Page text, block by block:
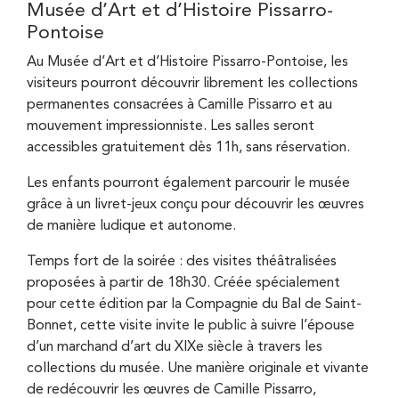
Musée d’Art et d’Histoire Pissarro-
Pontoise
Au Musée d’Art et d’Histoire Pissarro-Pontoise, les
visiteurs pourront découvrir librement les collections
permanentes consacrées à Camille Pissarro et au
mouvement impressionniste. Les salles seront
accessibles gratuitement dès 11h, sans réservation.
Les enfants pourront également parcourir le musée
grâce à un livret-jeux conçu pour découvrir les œuvres
de manière ludique et autonome.
Temps fort de la soirée : des visites théâtralisées
proposées à partir de 18h30. Créée spécialement
pour cette édition par la Compagnie du Bal de Saint-
Bonnet, cette visite invite le public à suivre l’épouse
d’un marchand d’art du XIXe siècle à travers les
collections du musée. Une manière originale et vivante
de redécouvrir les œuvres de Camille Pissarro,